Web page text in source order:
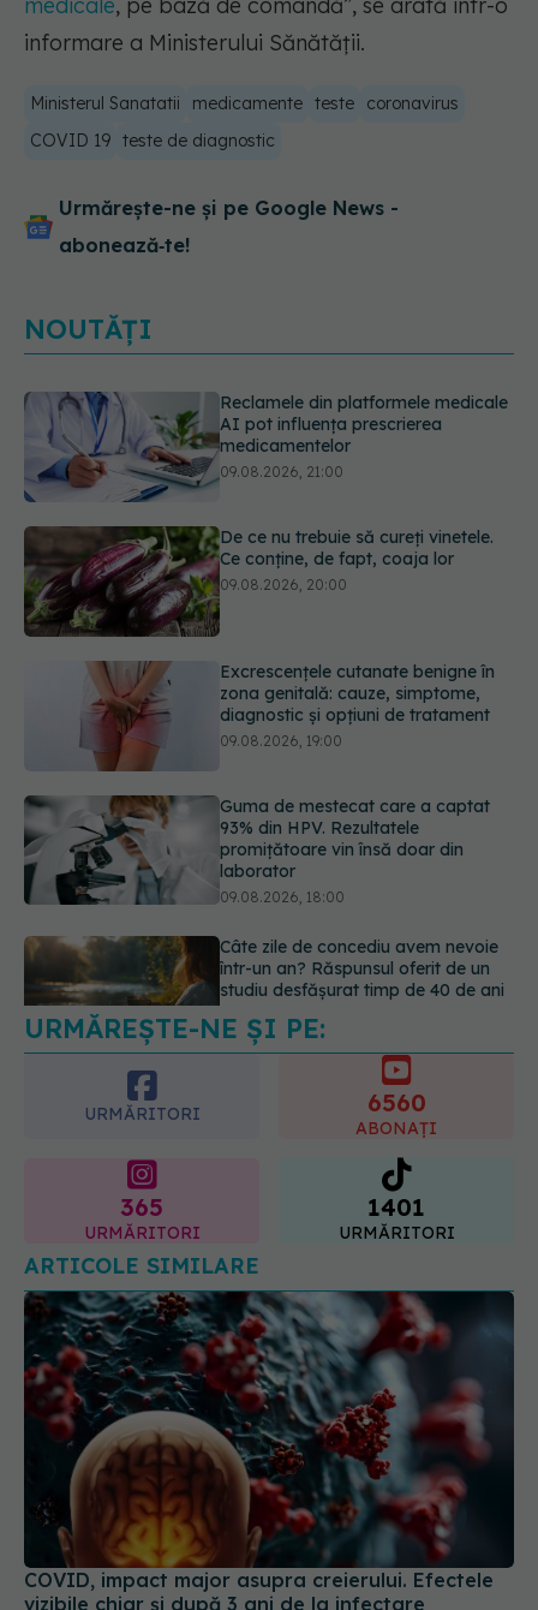
medicale, pe bază de comandă”, se arată într-o
informare a Ministerului Sănătății.
Ministerul Sanatatii medicamente teste
coronavirus
COVID 19 teste de diagnostic
Urmărește-ne și pe Google News -
abonează‑te!
NOUTĂȚI
De ce nu trebuie să cureți vinetele.
Ce conține, de fapt, coaja lor
Excrescențele cutanate benigne în
zona genitală: cauze, simptome,
diagnostic și opțiuni de tratament
Guma de mestecat care a captat
93% din HPV. Rezultatele
promițătoare vin însă doar din
laborator
Câte zile de concediu avem nevoie
într-un an? Răspunsul oferit de un
studiu desfășurat timp de 40 de ani
09.08.2026, 17:00
Reclamele din platformele medicale
AI pot influența prescrierea
medicamentelor
09.08.2026, 21:00
URMĂREȘTE-NE ȘI PE:
URMĂRITORI
365 1401
ARTICOLE SIMILARE
COVID, impact major asupra creierului. Efectele
vizibile chiar și după 3 ani de la infectare
03 aug 2024, 14:12